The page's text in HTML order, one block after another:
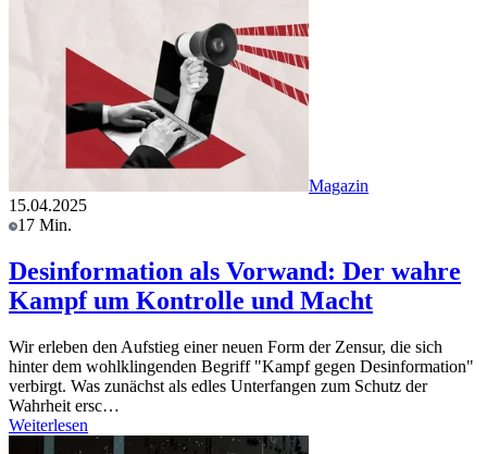
Magazin
15.04.2025
17 Min.
Desinformation als Vorwand: Der wahre
Kampf um Kontrolle und Macht
Wir erleben den Aufstieg einer neuen Form der Zensur, die sich
hinter dem wohlklingenden Begriff "Kampf gegen Desinformation"
verbirgt. Was zunächst als edles Unterfangen zum Schutz der
Wahrheit ersc…
Weiterlesen